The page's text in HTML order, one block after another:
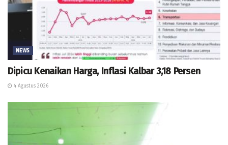
NEWS
Dipicu Kenaikan Harga, Inflasi Kalbar 3,18 Persen
4 Agustus 2026